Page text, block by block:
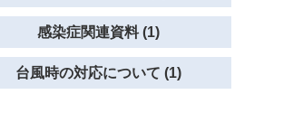
感染症関連資料 (1)
台風時の対応について (1)